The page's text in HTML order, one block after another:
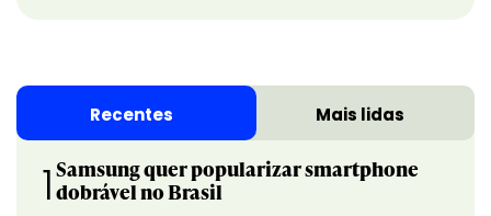
Recentes Mais lidas
1 Samsung quer popularizar smartphone
dobrável no Brasil